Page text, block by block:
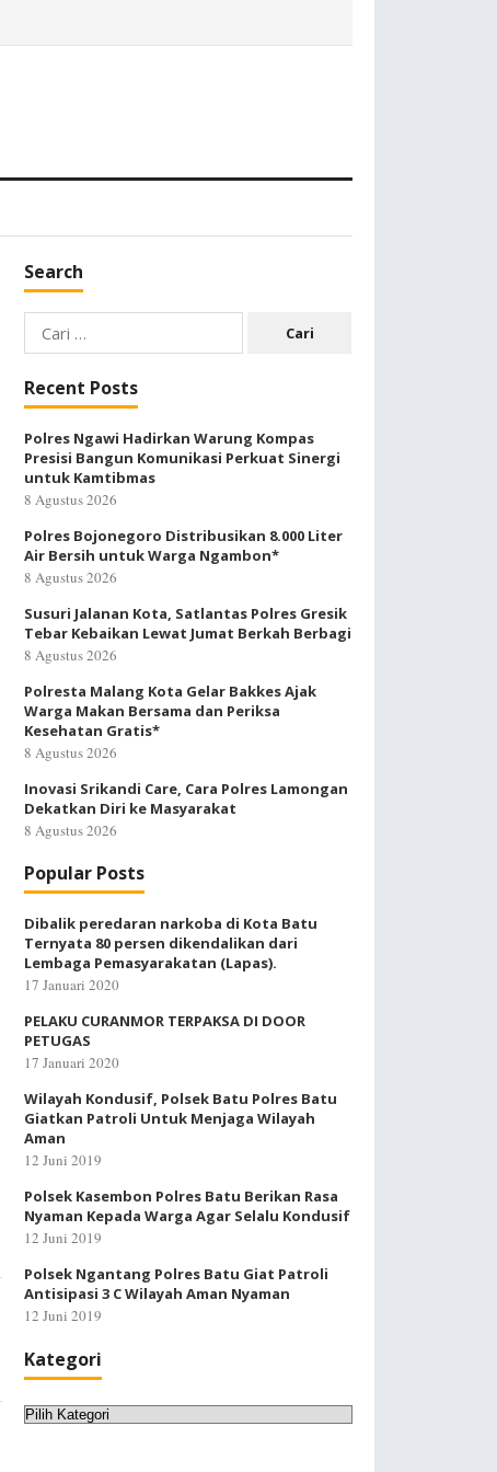
Search
Cari
untuk:
Recent Posts
Polres Ngawi Hadirkan Warung Kompas
Presisi Bangun Komunikasi Perkuat Sinergi
untuk Kamtibmas
8 Agustus 2026
Polres Bojonegoro Distribusikan 8.000 Liter
Air Bersih untuk Warga Ngambon*
8 Agustus 2026
Susuri Jalanan Kota, Satlantas Polres Gresik
Tebar Kebaikan Lewat Jumat Berkah Berbagi
8 Agustus 2026
Polresta Malang Kota Gelar Bakkes Ajak
Warga Makan Bersama dan Periksa
Kesehatan Gratis*
8 Agustus 2026
Inovasi Srikandi Care, Cara Polres Lamongan
Dekatkan Diri ke Masyarakat
8 Agustus 2026
Popular Posts
Dibalik peredaran narkoba di Kota Batu
Ternyata 80 persen dikendalikan dari
Lembaga Pemasyarakatan (Lapas).
17 Januari 2020
PELAKU CURANMOR TERPAKSA DI DOOR
PETUGAS
17 Januari 2020
Wilayah Kondusif, Polsek Batu Polres Batu
Giatkan Patroli Untuk Menjaga Wilayah
Aman
12 Juni 2019
Polsek Kasembon Polres Batu Berikan Rasa
Nyaman Kepada Warga Agar Selalu Kondusif
12 Juni 2019
Polsek Ngantang Polres Batu Giat Patroli
Antisipasi 3 C Wilayah Aman Nyaman
12 Juni 2019
Kategori
Kategori